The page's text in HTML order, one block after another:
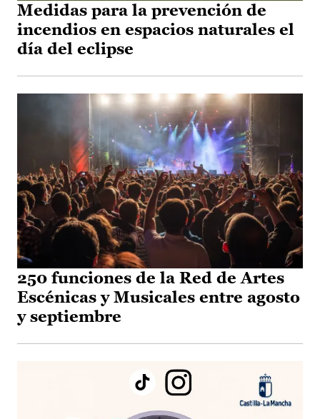
Medidas para la prevención de
incendios en espacios naturales el
día del eclipse
250 funciones de la Red de Artes
Escénicas y Musicales entre agosto
y septiembre